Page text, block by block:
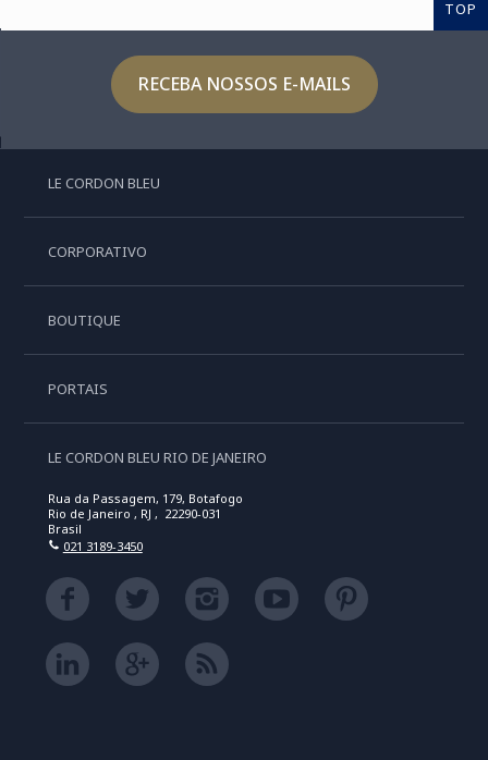
TOP
RECEBA NOSSOS E-MAILS
LE CORDON BLEU
CORPORATIVO
BOUTIQUE
PORTAIS
LE CORDON BLEU RIO DE JANEIRO
Rua da Passagem, 179, Botafogo
Rio de Janeiro , RJ , 22290-031
Brasil
021 3189-3450